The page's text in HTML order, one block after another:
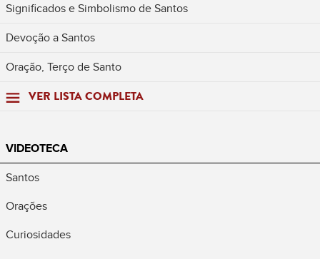
Significados e Simbolismo de Santos
Devoção a Santos
Oração, Terço de Santo
VER LISTA COMPLETA
VIDEOTECA
Santos
Orações
Curiosidades